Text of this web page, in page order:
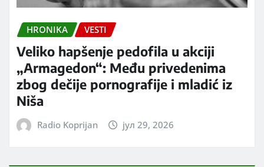
HRONIKA VESTI
Veliko hapšenje pedofila u akciji
„Armagedon“: Među privedenima
zbog dečije pornografije i mladić iz
Niša
Radio Koprijan јул 29, 2026